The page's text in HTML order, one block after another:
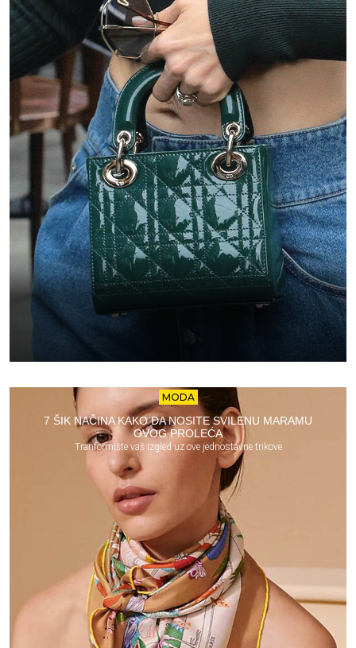
MODA
7 ŠIK NAČINA KAKO DA NOSITE SVILENU MARAMU
OVOG PROLEĆA
Tranformište vaš izgled uz ove jednostavne trikove